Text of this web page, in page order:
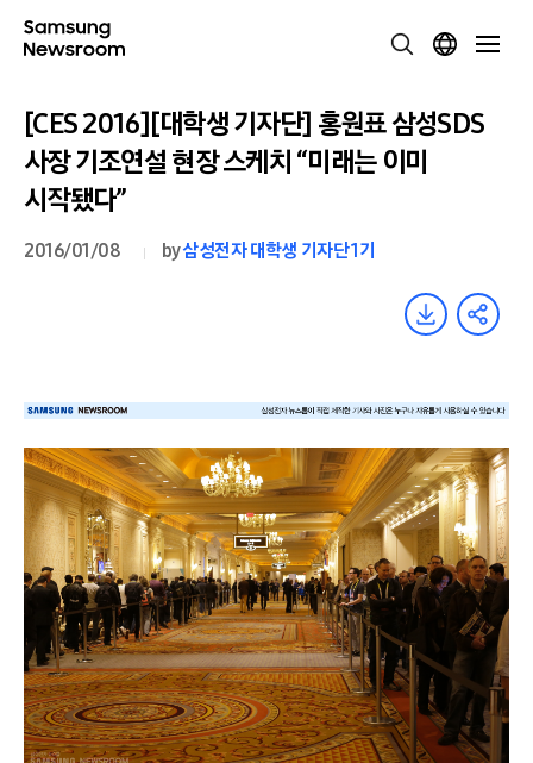
[CES 2016][대학생 기자단] 홍원표 삼성SDS
사장 기조연설 현장 스케치 “미래는 이미
시작됐다”
2016/01/08 by삼성전자 대학생 기자단 1기